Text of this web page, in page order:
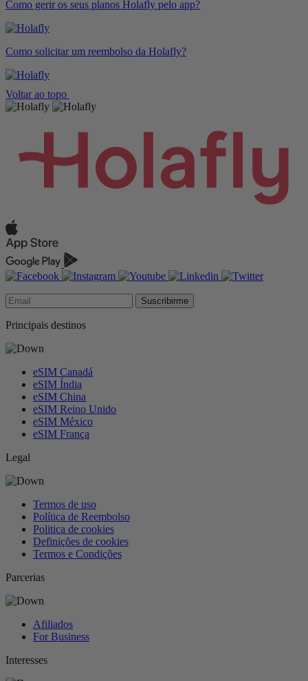
Como gerir os seus planos Holafly pelo app?
Como solicitar um reembolso da Holafly?
Voltar ao topo
Suscribirme
Principais destinos
eSIM Canadá
eSIM Índia
eSIM China
eSIM Reino Unido
eSIM México
eSIM França
Legal
Termos de uso
Política de Reembolso
Politica de cookies
Definições de cookies
Termos e Condições
Parcerias
Afiliados
For Business
Interesses